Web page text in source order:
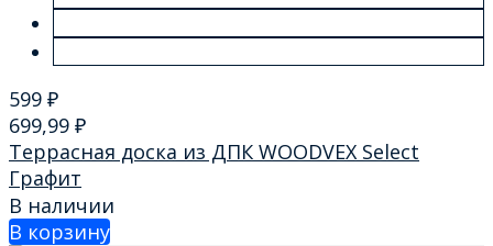
599 ₽
699,99 ₽
Террасная доска из ДПК WOODVEX Select
Графит
В наличии
В корзину